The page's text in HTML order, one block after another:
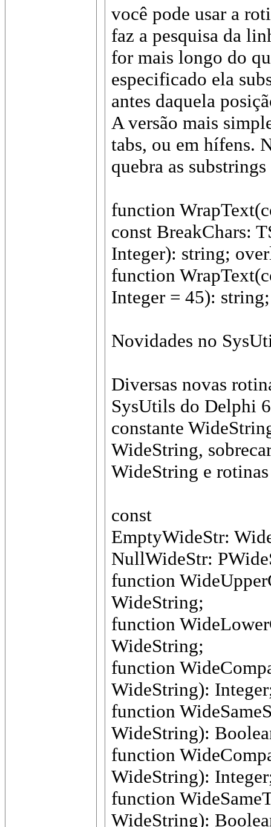
você pode usar a
faz a pesquisa da
for mais longo do
especificado ela
antes daquela
A versão mais
tabs, ou em hífens.
quebra as substrings
function
const BreakChars:
Integer): string;
function
Integer = 45):
Novidades no
Diversas novas
SysUtils do Delphi
constante
WideString,
WideString e
const
EmptyWideStr:
NullWideStr:
function
WideString;
function
WideString;
function
WideString):
function
WideString):
function
WideString):
function
WideString):